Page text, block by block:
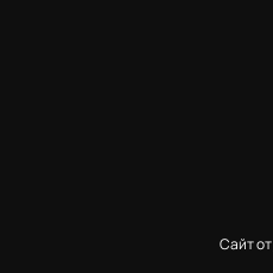
Сайт от